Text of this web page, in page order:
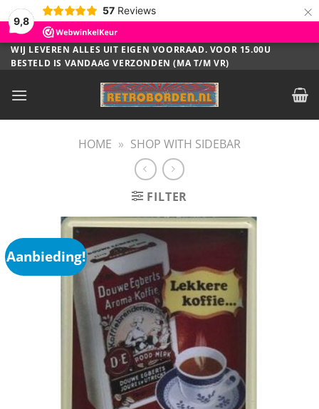
9,8
57 Reviews ×
Ga
naar
WIJ LEVEREN ALLES UIT EIGEN VOORRAAD. VOOR 15.00U
BESTELD IS VANDAAG VERZONDEN (MA T/M VR)
HOME » SHOP WITH SIDEBAR
FILTER
Aanbieding!